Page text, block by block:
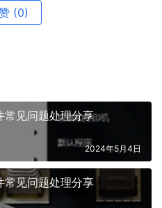
(0)
常见问题处理分享
2024年5月4日
常见问题处理分享